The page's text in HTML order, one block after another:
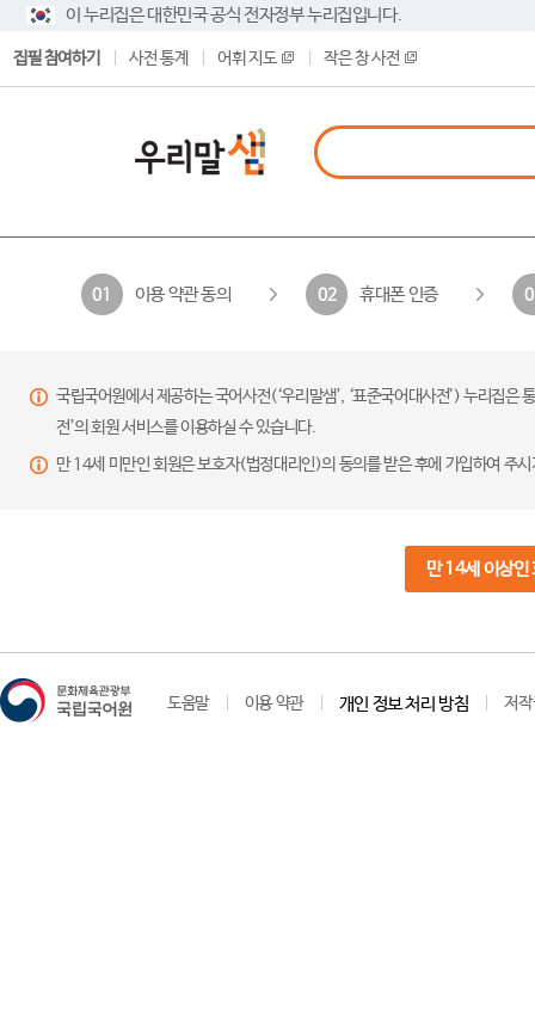
이 누리집은 대한민국 공식 전자정부 누리집입니다.
집필 참여하기 사전 통계 어휘 지도 작은 창 사전
01 이용 약관 동의 02 휴대폰 인증
국립국어원에서 제공하는 국어사전(‘우리말샘’, ‘표준국어대사전’) 누리집
전’의 회원 서비스를 이용하실 수 있습니다.
만 14세 미만인 회원은 보호자(법정대리인)의 동의를 받은 후에 가입하여 주
만 14세 이상인
도움말 이용 약관 개인 정보 처리 방침 저